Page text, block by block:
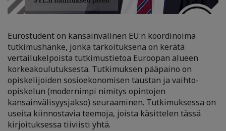
Eurostudent on kansainvälinen EU:n koordinoima
tutkimushanke, jonka tarkoituksena on kerätä
vertailukelpoista tutkimustietoa Euroopan alueen
korkeakoulutuksesta. Tutkimuksen pääpaino on
opiskelijoiden sosioekonomisen taustan ja vaihto-
opiskelun (modernimpi nimitys opintojen
kansainvälisyysjakso) seuraaminen. Tutkimuksessa on
useita kiinnostavia teemoja, joista käsittelen tässä
kirjoituksessa tiiviisti yhtä.